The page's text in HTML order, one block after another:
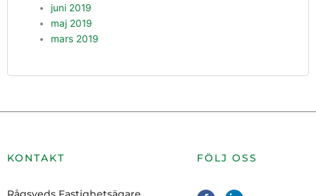
juni 2019
maj 2019
mars 2019
KONTAKT
Rågsveds Fastighetsägare
FÖLJ OSS
F
L